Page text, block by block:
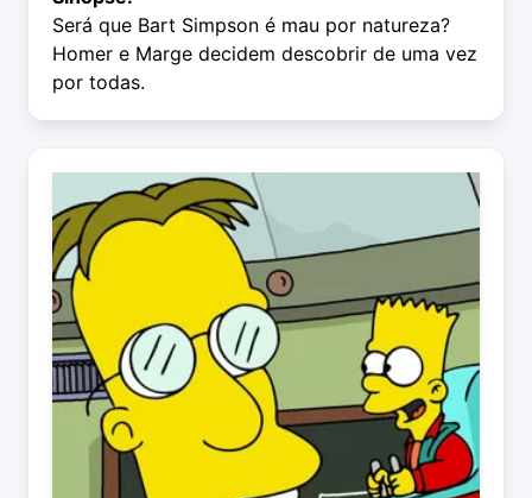
Será que Bart Simpson é mau por natureza?
Homer e Marge decidem descobrir de uma vez
por todas.